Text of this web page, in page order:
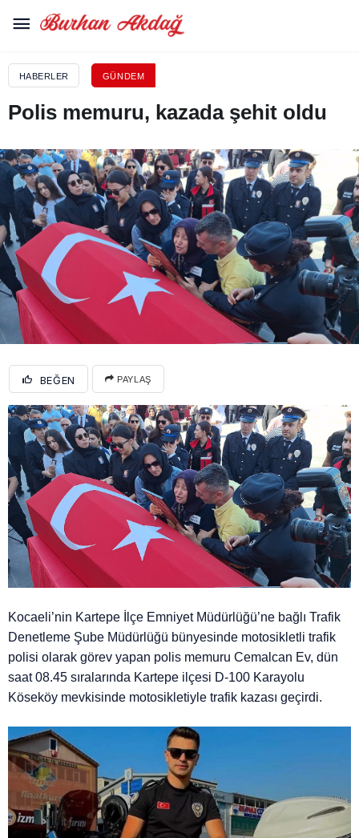
HABERLER GÜNDEM
Polis memuru, kazada şehit oldu
BEĞEN PAYLAŞ
Kocaeli’nin Kartepe İlçe Emniyet Müdürlüğü’ne bağlı Trafik
Denetleme Şube Müdürlüğü bünyesinde motosikletli trafik
polisi olarak görev yapan polis memuru Cemalcan Ev, dün
saat 08.45 sıralarında Kartepe ilçesi D-100 Karayolu
Köseköy mevkisinde motosikletiyle trafik kazası geçirdi.